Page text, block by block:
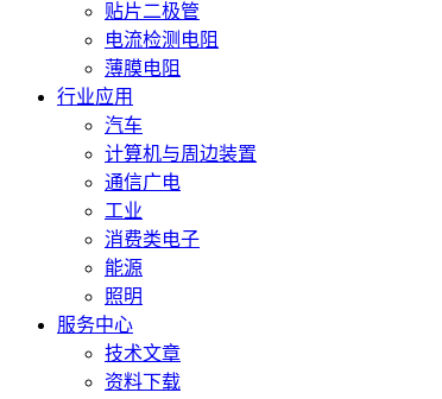
贴片二极管
电流检测电阻
薄膜电阻
行业应用
汽车
计算机与周边装置
通信广电
工业
消费类电子
能源
照明
服务中心
技术文章
资料下载